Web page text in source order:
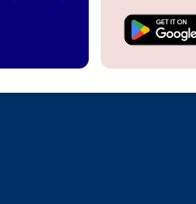
by checking if your device
a QR code or activation
登入或註冊